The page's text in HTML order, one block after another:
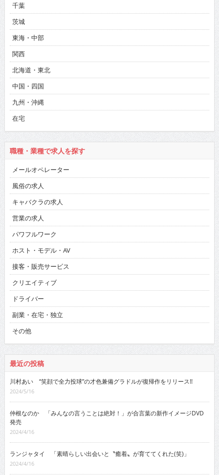
千葉
茨城
東海・中部
関西
北海道・東北
中国・四国
九州・沖縄
在宅
職種・業種で求人を探す
メールオペレーター
風俗の求人
キャバクラの求人
営業の求人
パワフルワーク
ホスト・モデル・AV
接客・販売サービス
クリエイティブ
ドライバー
副業・在宅・独立
その他
最近の投稿
川村あい “笑顔で全力投球”の才色兼備グラドルが復帰作をリリース!!
2024/5/16
仲根なのか 「みんなの言うことは絶対！」が合言葉の新作イメージDVD
発売
2024/4/16
ランジャタイ 「素晴らしい出会いと〝癒着〟が育ててくれた(笑)」
2024/4/16